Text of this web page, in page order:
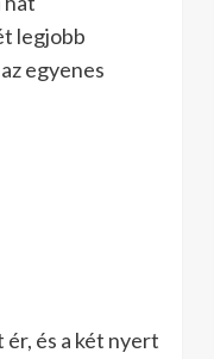
legjobb
egyenes
és a két nyert